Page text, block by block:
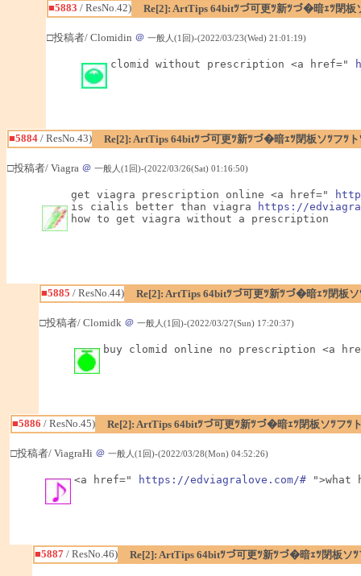
■5883 / ResNo.42) Re[2]: ArtTips 64bitﾂづ可更ﾂ新ﾂづ�暗ｪﾂ閉
□投稿者/ Clomidin ＠ 一般人(1回)-(2022/03/23(Wed) 21:01:19)
clomid without prescription <a href="
■5884 / ResNo.43) Re[2]: ArtTips 64bitﾂづ可更ﾂ新ﾂづ�暗ｪﾂ閉板ソﾂフﾂ
□投稿者/ Viagra ＠ 一般人(1回)-(2022/03/26(Sat) 01:16:50)
get viagra prescription online <a href="
is cialis better than viagra
https://
how to get viagra without a prescription
■5885 / ResNo.44) Re[2]: ArtTips 64bitﾂづ可更ﾂ新ﾂづ�暗ｪﾂ閉板
□投稿者/ Clomidk ＠ 一般人(1回)-(2022/03/27(Sun) 17:20:37)
buy clomid online no prescription <a
■5886 / ResNo.45) Re[2]: ArtTips 64bitﾂづ可更ﾂ新ﾂづ�暗ｪﾂ閉板ソﾂフﾂ
□投稿者/ ViagraHi ＠ 一般人(1回)-(2022/03/28(Mon) 04:52:26)
<a href=" https://edviagralove.com/# ">what
■5887 / ResNo.46) Re[2]: ArtTips 64bitﾂづ可更ﾂ新ﾂづ�暗ｪﾂ閉板ソ